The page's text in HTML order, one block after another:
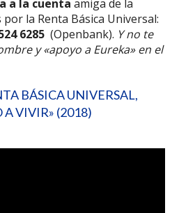
a la cuenta amiga de la
la Renta Básica Universal:
6285 (Openbank). Y no te
y «apoyo a Eureka» en el
BÁSICA UNIVERSAL,
A VIVIR» (2018)